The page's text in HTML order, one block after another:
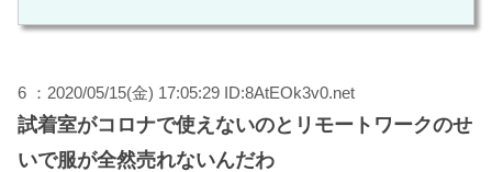
6 ：2020/05/15(金) 17:05:29 ID:8AtEOk3v0.net
試着室がコロナで使えないのとリモートワークのせ
いで服が全然売れないんだわ